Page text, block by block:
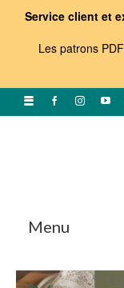
Service client et
Les patrons
Menu